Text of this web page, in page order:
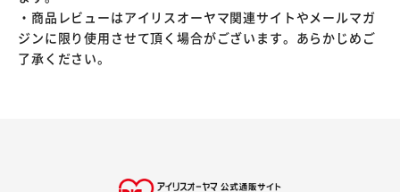
・商品レビューはアイリスオーヤマ関連サイトやメールマガ
ジンに限り使用させて頂く場合がございます。あらかじめご
了承ください。